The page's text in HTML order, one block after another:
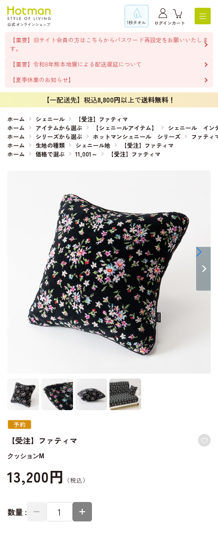
1秒タオル ログインカート
【重要】旧サイト会員の方はこちらからパスワード再設定をお願いいたしま
す。
【重要】令和8年熊本地震による配送遅延について
【夏季休業のお知らせ】
【一配送先】税込8,800円以上で送料無料！
ホーム シェニール
【受注】ファティマ
ホーム
アイテムから選ぶ 【シェニールアイテム】
シェニール イン
ホーム
シリーズから選ぶ ホットマンシェニール シリーズ
ファティ
ホーム
生地の種類 シェニール地
【受注】ファティマ
ホーム
価格で選ぶ 11,001～ 【受注】ファティマ
【受注】ファティマ
クッションM
13,200円
数量 :